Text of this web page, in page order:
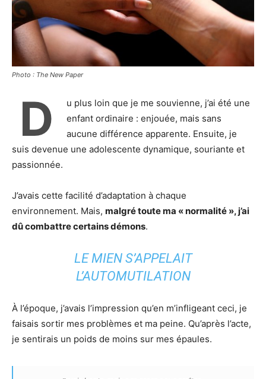
Photo : The New Paper
D
u plus loin que je me souvienne, j’ai été une
enfant ordinaire : enjouée, mais sans
aucune différence apparente. Ensuite, je
suis devenue une adolescente dynamique, souriante et
passionnée.
J’avais cette facilité d’adaptation à chaque
environnement. Mais, malgré toute ma « normalité », j’ai
dû combattre certains démons.
LE MIEN S’APPELAIT
L’AUTOMUTILATION
À l’époque, j’avais l’impression qu’en m’infligeant ceci, je
faisais sortir mes problèmes et ma peine. Qu’après l’acte,
je sentirais un poids de moins sur mes épaules.